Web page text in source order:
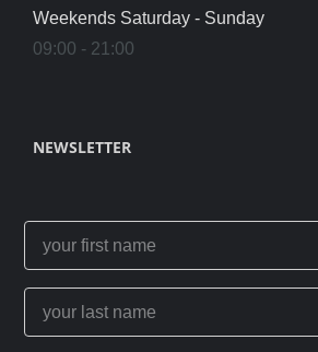
Weekends Saturday - Sunday
09:00 - 21:00
NEWSLETTER